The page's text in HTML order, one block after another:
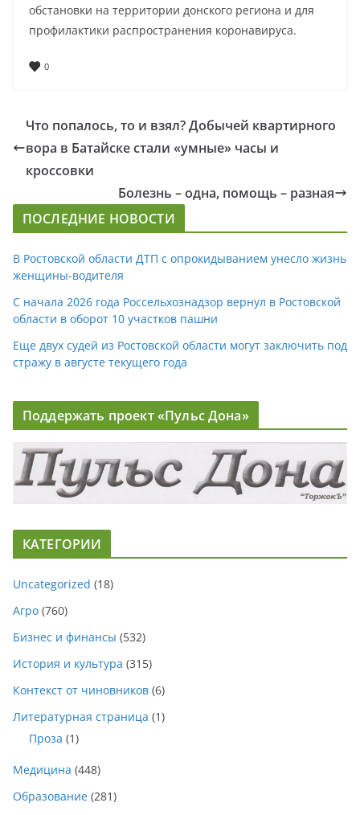
обстановки на территории донского региона и для
профилактики распространения коронавируса.
0
Что попалось, то и взял? Добычей квартирного
вора в Батайске стали «умные» часы и
кроссовки
Болезнь – одна, помощь – разная
ПОСЛЕДНИЕ НОВОСТИ
В Ростовской области ДТП с опрокидыванием унесло жизнь
женщины-водителя
С начала 2026 года Россельхознадзор вернул в Ростовской
области в оборот 10 участков пашни
Еще двух судей из Ростовской области могут заключить под
стражу в августе текущего года
Поддержать проект «Пульс Дона»
КАТЕГОРИИ
Uncategorized (18)
Агро (760)
Бизнес и финансы (532)
История и культура (315)
Контекст от чиновников (6)
Литературная страница (1)
Проза (1)
Медицина (448)
Образование (281)